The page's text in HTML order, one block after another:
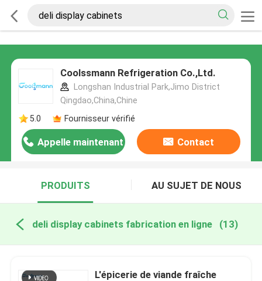
Coolssmann Refrigeration Co.,Ltd.
Longshan Industrial Park,Jimo District
Qingdao,China,Chine
5.0
Fournisseur vérifié
Appelle maintenant Contact
PRODUITS AU SUJET DE NOUS
deli display cabinets fabrication en ligne (13)
L'épicerie de viande fraîche